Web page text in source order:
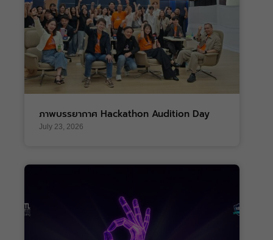
ภาพบรรยากาศ Hackathon Audition Day
July 23, 2026